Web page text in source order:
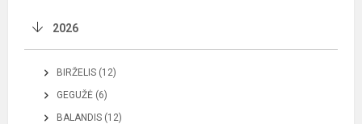
2026
BIRŽELIS (12)
GEGUŽĖ (6)
BALANDIS (12)